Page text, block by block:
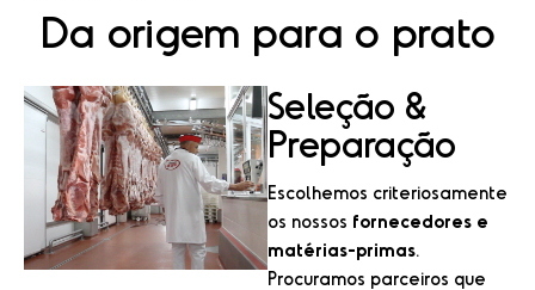
Da origem para o prato
Seleção &
Preparação
Escolhemos criteriosamente
os nossos fornecedores e
matérias-primas.
Procuramos parceiros que